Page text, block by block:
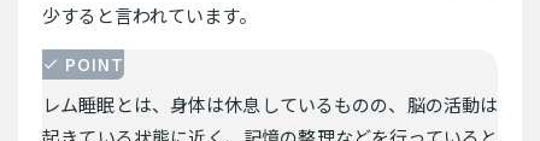
少すると言われています。
POINT
レム睡眠とは、身体は休息しているものの、脳の活動は